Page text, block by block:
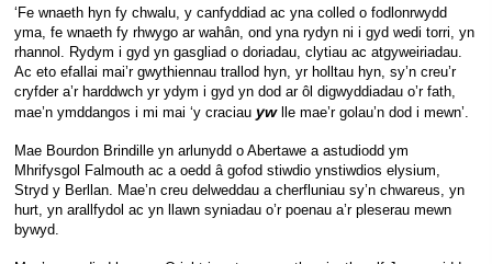
‘Fe wnaeth hyn fy chwalu, y canfyddiad ac yna colled o fodlonrwydd
yma, fe wnaeth fy rhwygo ar wahân, ond yna rydyn ni i gyd wedi torri, yn
rhannol. Rydym i gyd yn gasgliad o doriadau, clytiau ac atgyweiriadau.
Ac eto efallai mai’r gwythiennau trallod hyn, yr holltau hyn, sy’n creu’r
cryfder a’r harddwch yr ydym i gyd yn dod ar ôl digwyddiadau o’r fath,
mae’n ymddangos i mi mai ‘y craciau ywlle mae’r golau’n dod i mewn’.
Mae Bourdon Brindille yn arlunydd o Abertawe a astudiodd ym
Mhrifysgol Falmouth ac a oedd â gofod stiwdio ynstiwdios elysium,
Stryd y Berllan. Mae’n creu delweddau a cherfluniau sy’n chwareus, yn
hurt, yn arallfydol ac yn llawn syniadau o’r poenau a’r pleserau mewn
bywyd.